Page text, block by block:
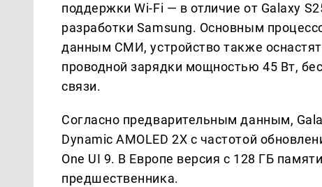
поддержки Wi-Fi — в отличие от Galaxy
разработки Samsung. Основным
данным СМИ, устройство также
проводной зарядки мощностью 45 Вт,
связи.
Согласно предварительным данным,
Dynamic AMOLED 2X с частотой
One UI 9. В Европе версия с 128 ГБ
предшественника.